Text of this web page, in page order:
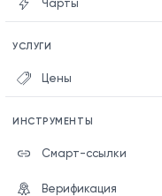
Чарты
УСЛУГИ
Цены
ИНСТРУМЕНТЫ
Смарт-ссылки
Верификация